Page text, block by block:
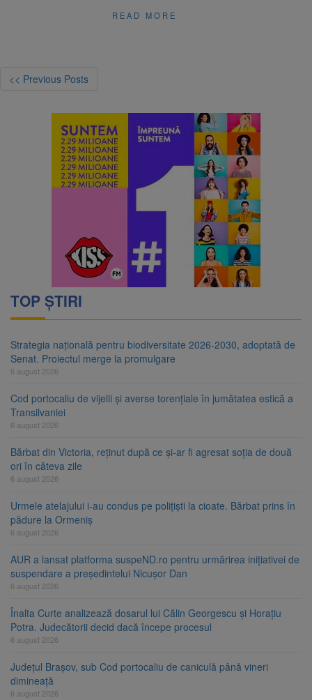
READ MORE
<< Previous Posts
TOP ȘTIRI
Strategia națională pentru biodiversitate 2026-2030, adoptată de
Senat. Proiectul merge la promulgare
6 august 2026
Cod portocaliu de vijelii și averse torențiale în jumătatea estică a
Transilvaniei
6 august 2026
Bărbat din Victoria, reținut după ce și-ar fi agresat soția de două
ori în câteva zile
6 august 2026
Urmele atelajului i-au condus pe polițiști la cioate. Bărbat prins în
pădure la Ormeniș
6 august 2026
AUR a lansat platforma suspeND.ro pentru urmărirea inițiativei de
suspendare a președintelui Nicușor Dan
6 august 2026
Înalta Curte analizează dosarul lui Călin Georgescu și Horațiu
Potra. Judecătorii decid dacă începe procesul
6 august 2026
Județul Brașov, sub Cod portocaliu de caniculă până vineri
dimineață
6 august 2026